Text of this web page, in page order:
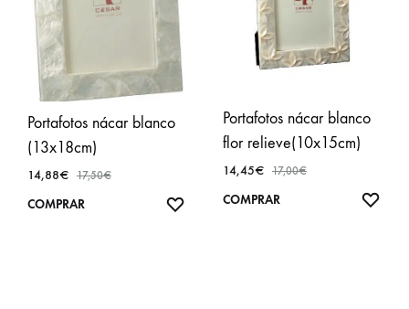
Portafotos nácar blanco
(13x18cm)
14,88€ 17,50€
COMPRAR
AÑADIR
Portafotos nácar blanco
flor relieve(10x15cm)
14,45€ 17,00€
COMPRAR